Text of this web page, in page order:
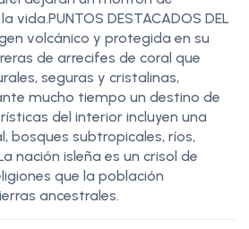
vida.PUNTOS DESTACADOS DEL
volcánico y protegida en su
de arrecifes de coral que
seguras y cristalinas,
mucho tiempo un destino de
del interior incluyen una
bosques subtropicales, ríos,
nación isleña es un crisol de
que la población
ancestrales.